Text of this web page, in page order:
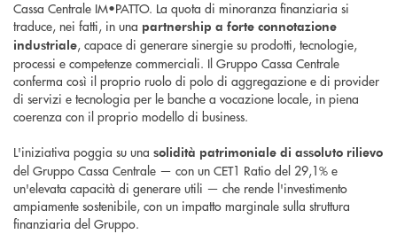
Cassa Centrale IM•PATTO. La quota di minoranza finanziaria si
traduce, nei fatti, in una partnership a forte connotazione
industriale, capace di generare sinergie su prodotti, tecnologie,
processi e competenze commerciali. Il Gruppo Cassa Centrale
conferma così il proprio ruolo di polo di aggregazione e di provider
di servizi e tecnologia per le banche a vocazione locale, in piena
coerenza con il proprio modello di business.
L'iniziativa poggia su una solidità patrimoniale di assoluto rilievo
del Gruppo Cassa Centrale — con un CET1 Ratio del 29,1% e
un'elevata capacità di generare utili — che rende l'investimento
ampiamente sostenibile, con un impatto marginale sulla struttura
finanziaria del Gruppo.